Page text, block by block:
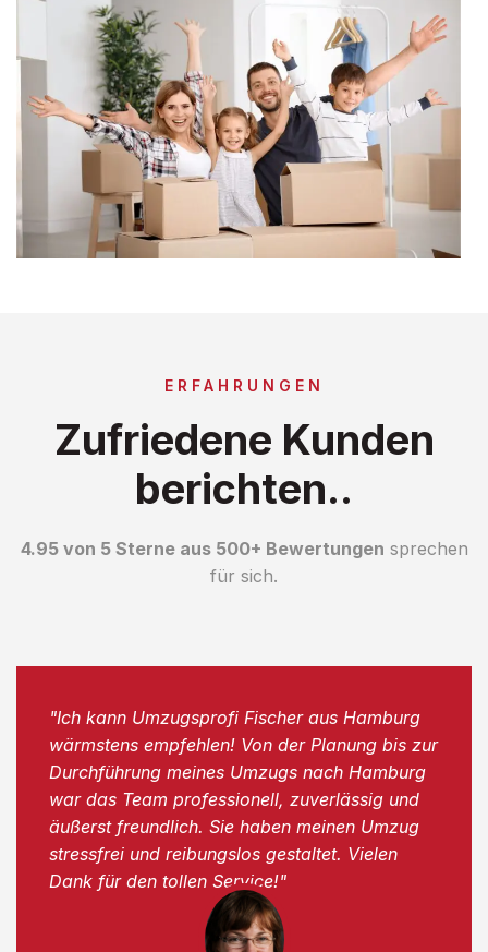
ERFAHRUNGEN
Zufriedene Kunden
berichten..
4.95 von 5 Sterne aus 500+ Bewertungen sprechen
für sich.
"Ich kann Umzugsprofi Fischer aus Hamburg
wärmstens empfehlen! Von der Planung bis zur
Durchführung meines Umzugs nach Hamburg
war das Team professionell, zuverlässig und
äußerst freundlich. Sie haben meinen Umzug
stressfrei und reibungslos gestaltet. Vielen
Dank für den tollen Service!"